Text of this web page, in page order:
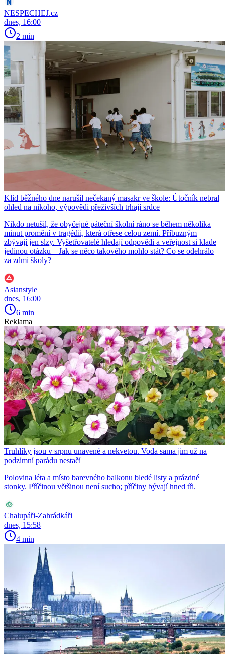
NESPECHEJ.cz
dnes, 16:00
2 min
Klid běžného dne narušil nečekaný masakr ve škole: Útočník nebral
ohled na nikoho, výpovědi přeživších trhají srdce
Nikdo netušil, že obyčejné páteční školní ráno se během několika
minut promění v tragédii, která otřese celou zemí. Příbuzným
zbývají jen slzy. Vyšetřovatelé hledají odpovědi a veřejnost si klade
jedinou otázku – Jak se něco takového mohlo stát? Co se odehrálo
za zdmi školy?
Asianstyle
dnes, 16:00
6 min
Reklama
Truhlíky jsou v srpnu unavené a nekvetou. Voda sama jim už na
podzimní parádu nestačí
Polovina léta a místo barevného balkonu bledé listy a prázdné
stonky. Příčinou většinou není sucho; příčiny bývají hned tři.
Chalupáři-Zahrádkáři
dnes, 15:58
4 min